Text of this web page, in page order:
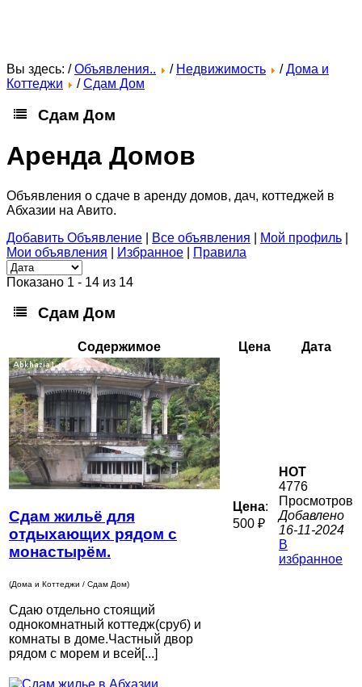
Вы здесь: /Объявления.. / Недвижимость /Дома и
Коттеджи
/Сдам Дом
Сдам Дом
Аренда Домов
Объявления о сдаче в аренду домов, дач, коттеджей в
Абхазии на Авито.
Добавить Объявление
Все объявления Мой профиль
Мои объявления
Избранное Правила
Показано 1 - 14 из 14
Сдам Дом
Содержимое Цена Дата
Сдам жильё для
отдыхающих рядом с
монастырём.
(Дома и Коттеджи / Сдам Дом)
Сдаю отдельно стоящий
однокомнатный коттедж(сруб) и
комнаты в доме.Частный двор
рядом с морем и всей[...]
Цена:
500 ₽
HOT
4776
Просмотров
Добавлено
16-11-2024
В
избранное